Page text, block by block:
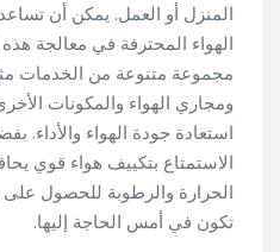
المنزل أو العمل. يمكن أن
الهواء المحترفة في معالجة هذه
مجموعة متنوعة من الخدمات
ومجاري الهواء والمكونات
استعادة جودة الهواء والأداء.
الاستمتاع بتكييف هواء قوي
الحرارة والرطوبة للحصول على
تكون في أمس الحاجة إليها.